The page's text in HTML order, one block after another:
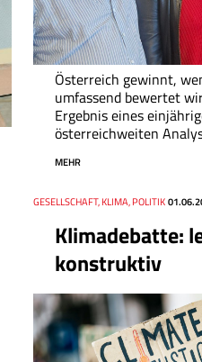
Österreich gewinnt,
umfassend bewertet
Ergebnis eines
österreichweiten
MEHR
Klimadebatte:
konstruktiv
Thema
GESELLSCHAFT, KLIMA, POLITIK
Datum